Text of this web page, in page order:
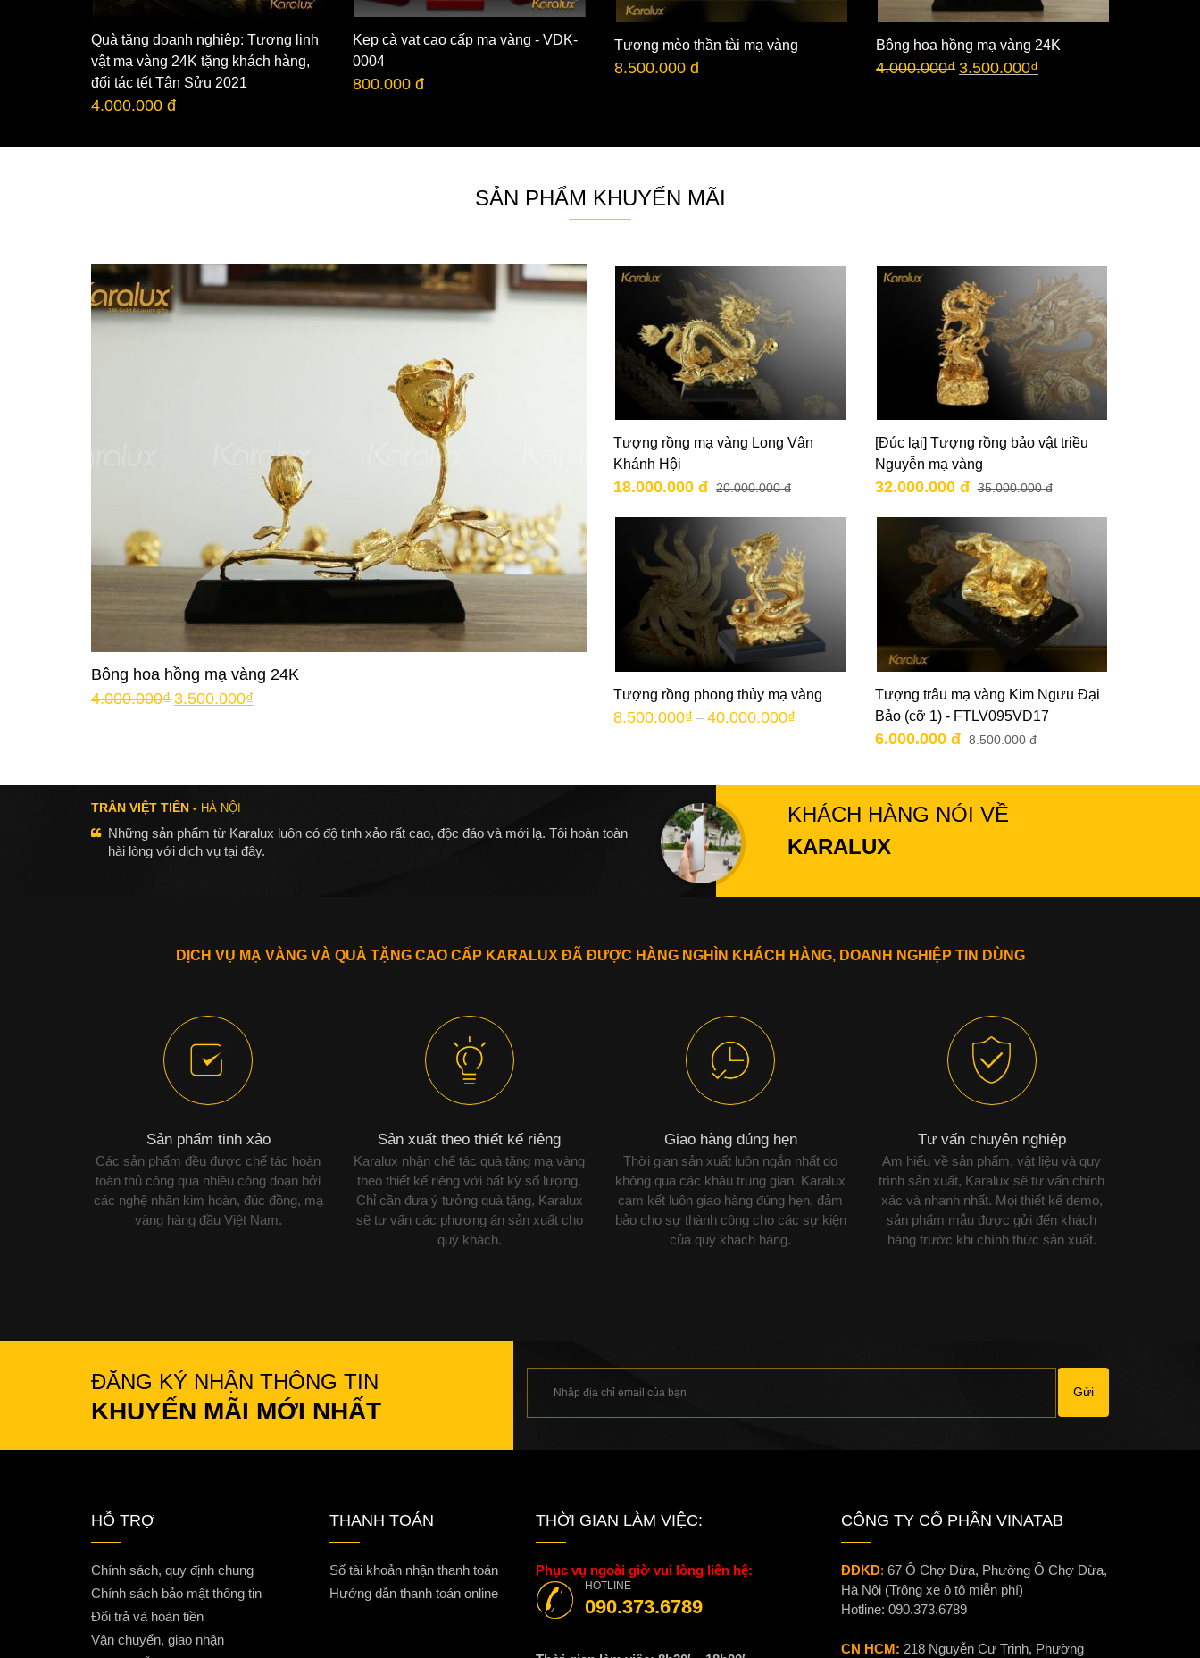
Quà tặng doanh nghiệp: Tượng linh
vật mạ vàng 24K tặng khách hàng,
đối tác tết Tân Sửu 2021
4.000.000 đ
Kẹp cà vạt cao cấp mạ vàng - VDK-
0004
800.000 đ
Tượng mèo thần tài mạ vàng
8.500.000 đ
Bông hoa hồng mạ vàng 24K
4.000.000₫ 3.500.000₫
SẢN PHẨM KHUYẾN MÃI
Bông hoa hồng mạ vàng 24K
4.000.000₫ 3.500.000₫
Tượng rồng mạ vàng Long Vân
Khánh Hội
18.000.000 đ 20.000.000 đ
[Đúc lại] Tượng rồng bảo vật triều
Nguyễn mạ vàng
32.000.000 đ 35.000.000 đ
Tượng rồng phong thủy mạ vàng
8.500.000₫ – 40.000.000₫
Tượng trâu mạ vàng Kim Ngưu Đại
Bảo (cỡ 1) - FTLV095VD17
6.000.000 đ 8.500.000 đ
KHÁCH HÀNG NÓI VỀ
KARALUX
TRẦN VIỆT TIẾN - HÀ NỘI
Những sản phẩm từ Karalux luôn có độ tinh xảo rất cao, độc đáo và mới lạ. Tôi hoàn toàn
hài lòng với dịch vụ tại đây.
DỊCH VỤ MẠ VÀNG VÀ QUÀ TẶNG CAO CẤP KARALUX ĐÃ ĐƯỢC HÀNG NGHÌN KHÁCH HÀNG, DOANH NGHIỆP TIN DÙNG
Sản phẩm tinh xảo
Các sản phẩm đều được chế tác hoàn
toàn thủ công qua nhiều công đoạn bởi
các nghệ nhân kim hoàn, đúc đồng, mạ
vàng hàng đầu Việt Nam.
Sản xuất theo thiết kế riêng
Karalux nhận chế tác quà tặng mạ vàng
theo thiết kế riêng với bất kỳ số lượng.
Chỉ cần đưa ý tưởng quà tặng, Karalux
sẽ tư vấn các phương án sản xuất cho
quý khách.
Giao hàng đúng hẹn
Thời gian sản xuất luôn ngắn nhất do
không qua các khâu trung gian. Karalux
cam kết luôn giao hàng đúng hẹn, đảm
bảo cho sự thành công cho các sự kiện
của quý khách hàng.
Tư vấn chuyên nghiệp
Am hiểu về sản phẩm, vật liệu và quy
trình sản xuất, Karalux sẽ tư vấn chính
xác và nhanh nhất. Mọi thiết kế demo,
sản phẩm mẫu được gửi đến khách
hàng trước khi chính thức sản xuất.
ĐĂNG KÝ NHẬN THÔNG TIN
KHUYẾN MÃI MỚI NHẤT
Gửi
HỖ TRỢ
Chính sách, quy định chung
Chính sách bảo mật thông tin
Đổi trả và hoàn tiền
Vận chuyển, giao nhận
THANH TOÁN
Số tài khoản nhận thanh toán
Hướng dẫn thanh toán online
THỜI GIAN LÀM VIỆC:
Phục vụ ngoài giờ vui lòng liên hệ:
HOTLINE
090.373.6789
CÔNG TY CỔ PHẦN VINATAB
ĐĐKD: 67 Ô Chợ Dừa, Phường Ô Chợ Dừa,
Hà Nội (Trông xe ô tô miễn phí)
Hotline: 090.373.6789
CN HCM: 218 Nguyễn Cư Trinh, Phường